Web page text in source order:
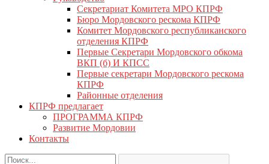
Секретариат Комитета МРО КПРФ
Бюро Мордовского рескома КПРФ
Комитет Мордовского республиканского
отделения КПРФ
Первые Секретари Мордовского обкома
ВКП (б) И КПСС
Первые секретари Мордовского рескома
КПРФ
Районные отделения
КПРФ предлагает
ПРОГРАММА КПРФ
Развитие Мордовии
Контакты